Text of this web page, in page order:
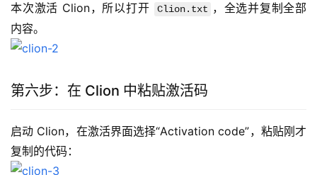
本次激活 Clion，所以打开 Clion.txt ，全选并复制全部
内容。
第六步：在 Clion 中粘贴激活码
启动 Clion，在激活界面选择“Activation code”，粘贴刚才
复制的代码：